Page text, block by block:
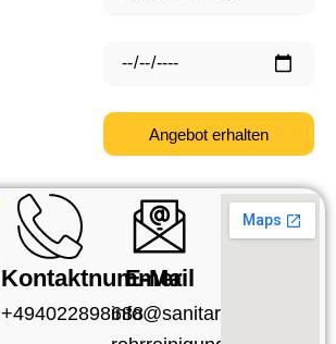
Angebot erhalten
Kontaktnummer
+494022898688
E-Mail
info@sanitar-